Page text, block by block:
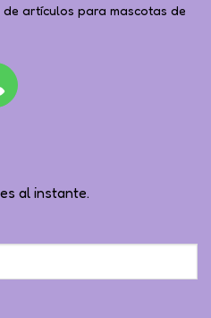
de artículos para mascotas de
al instante.